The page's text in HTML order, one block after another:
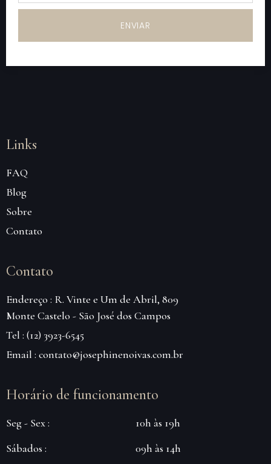
ENVIAR
Links
FAQ
Blog
Sobre
Contato
Contato
Endereço : R. Vinte e Um de Abril, 809
Monte Castelo - São José dos Campos
Tel : (12) 3923-6545
Email : contato@josephinenoivas.com.br
Horário de funcionamento
Seg - Sex :
Sábados :
10h às 19h
09h às 14h